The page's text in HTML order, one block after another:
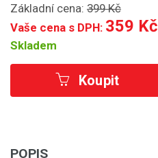
Základní cena: 399 Kč
Vaše cena s DPH: 359 Kč
Skladem
Koupit
POPIS